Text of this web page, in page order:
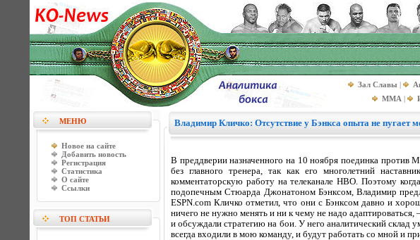
Зал Славы |
MMA |
МЕНЮ
Новое на сайте
Добавить новость
Регистрация
Статистика
О сайте
Ссылки
ТОП СТАТЬИ
Владимир Кличко: Отсутствие у Бэнкса опыта не пугает
В преддверии назначенного на 10 ноября поединка
без главного тренера, так как его многолетний
комментаторскую работу на телеканале НВО. Поэтому
подопечным Стюарда Джонатоном Бэнксом, Владимир
ESPN.com Кличко отметил, что они с Бэнксом давно и
ничего не нужно менять и ни к чему не надо
и обсуждали стратегию на бои. У него аналитический
всегда входили в мою команду, и будут работать со мной и